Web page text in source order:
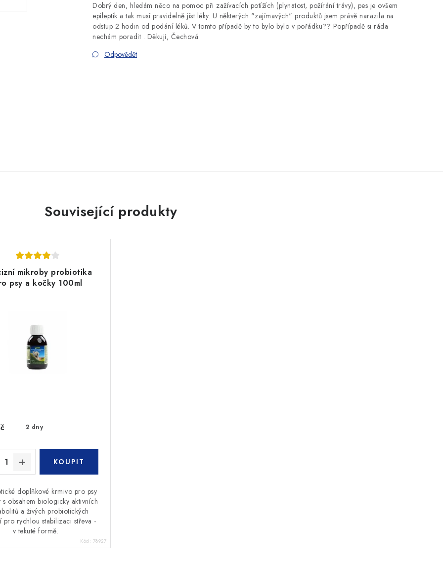
Dobrý den, hledám něco na pomoc při zažívacích potížích (plynatost, požírání trávy), pes je ovšem
epileptik a tak musí pravidelně jíst léky. U některých "zajímavých" produktů jsem právě narazila na
odstup 2 hodin od podání léků. V tomto případě by to bylo bylo v pořádku?? Popřípadě si ráda
nechám poradit . Děkuji, Čechová
Odpovědět
Související produkty
mikroby probiotika
psy a kočky 100ml
2 dny
doplňkové krmivo pro psy
s obsahem biologicky aktivních
a živých probiotických
pro rychlou stabilizaci střeva -
v tekuté formě.
Kód: 78927